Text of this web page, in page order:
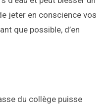
jeter en conscience vos
que possible, d’en
du collège puisse